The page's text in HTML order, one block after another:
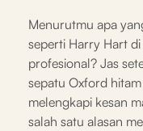
Menurutmu apa
seperti Harry Hart di
profesional? Jas
sepatu Oxford
melengkapi kesan
salah satu alasan